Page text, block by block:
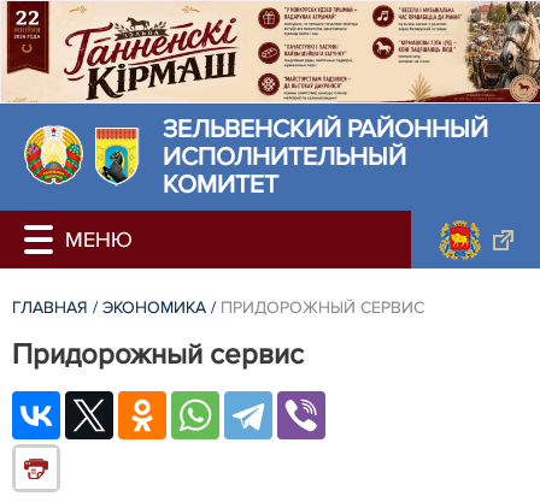
ЗЕЛЬВЕНСКИЙ РАЙОННЫЙ
ИСПОЛНИТЕЛЬНЫЙ
КОМИТЕТ
ГЛАВНАЯ / ЭКОНОМИКА / ПРИДОРОЖНЫЙ СЕРВИС
Придорожный сервис